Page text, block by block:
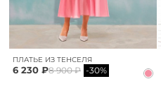
ПЛАТЬЕ ИЗ ТЕНСЕЛЯ
6 230 ₽8 900 ₽ -30%